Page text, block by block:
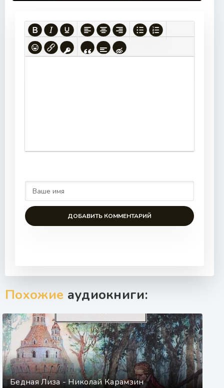
ДОБАВИТЬ КОММЕНТАРИЙ
Похожие аудиокниги:
Бедная Лиза - Николай Карамзин